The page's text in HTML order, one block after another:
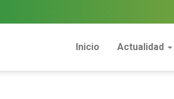
Inicio Actualidad